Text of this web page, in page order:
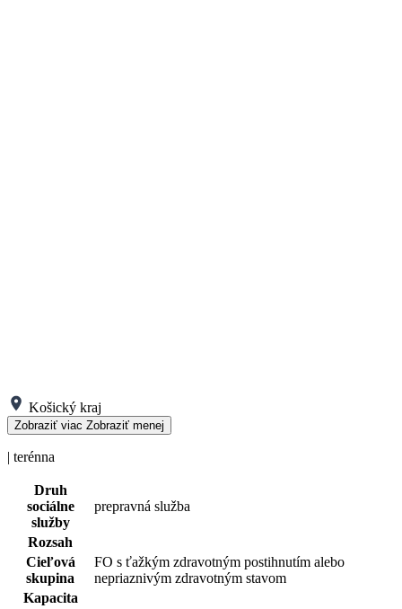
Košický kraj
Zobraziť viac Zobraziť menej
| terénna
Druh
sociálne
služby
prepravná služba
Rozsah
Cieľová
skupina
FO s ťažkým zdravotným postihnutím alebo
nepriaznivým zdravotným stavom
Kapacita